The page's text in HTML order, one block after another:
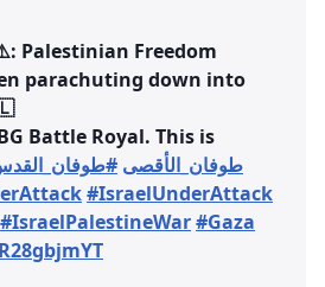
⚠️: Palestinian Freedom
parachuting down into
Battle Royal. This is
#طوفان_الأقصى
#IsraelUnderAttack
#IsraelPalestineWar#Gaza